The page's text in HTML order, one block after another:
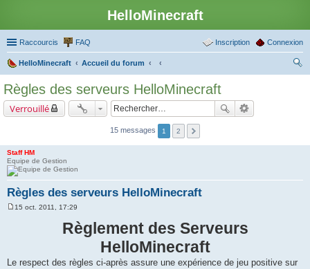
HelloMinecraft
Raccourcis FAQ Connexion
Inscription
HelloMinecraft
Accueil du forum
Règles des serveurs HelloMinecraft
Verrouillé
15 messages 1 2
Staff HM
Equipe de Gestion
Règles des serveurs HelloMinecraft
e
15 oct. 2011, 17:29
Règlement des Serveurs
HelloMinecraft
Le respect des règles ci-après assure une expérience de jeu positive sur